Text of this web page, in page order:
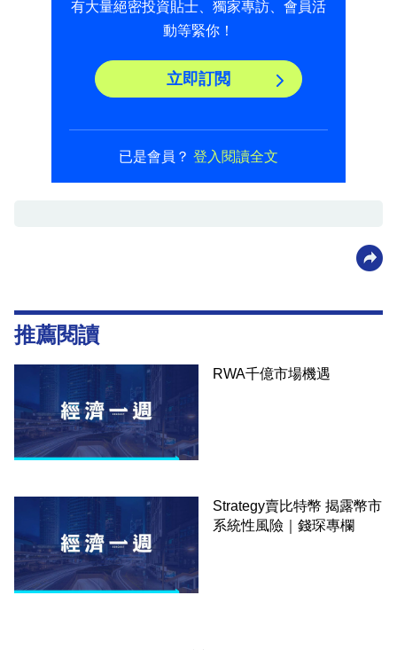
有大量絕密投資貼士、獨家專訪、會員活
動等緊你！
立即訂閲
已是會員？ 登入閱讀全文
推薦閱讀
RWA千億市場機遇
Strategy賣比特幣 揭露幣市
系統性風險｜錢琛專欄